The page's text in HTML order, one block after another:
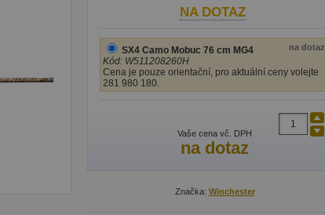
NA DOTAZ
SX4 Camo Mobuc 76 cm MG4 na dotaz
Kód: W511208260H
Cena je pouze orientační, pro aktuální ceny volejte
281 980 180.
Vaše cena vč. DPH
na dotaz
Značka: Winchester